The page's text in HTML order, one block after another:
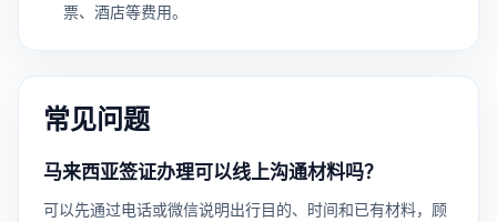
票、酒店等费用。
常见问题
马来西亚签证办理可以线上沟通材料吗？
可以先通过电话或微信说明出行目的、时间和已有材料，顾